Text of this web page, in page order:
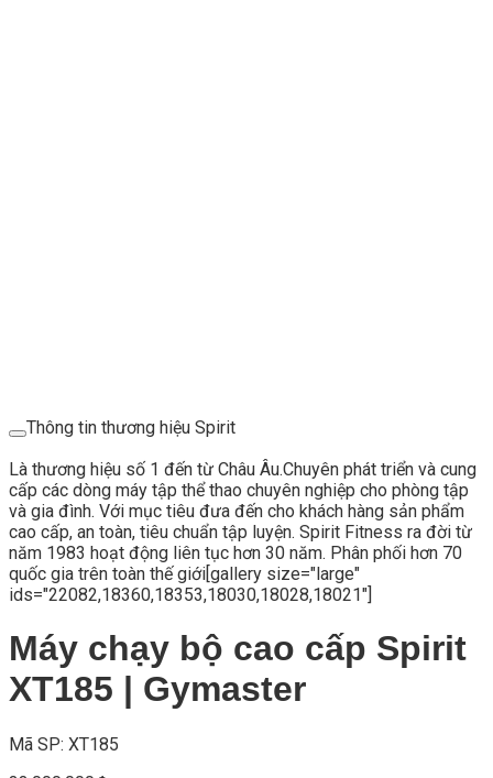
Thông tin thương hiệu Spirit
Là thương hiệu số 1 đến từ Châu Âu.Chuyên phát triển và cung
cấp các dòng máy tập thể thao chuyên nghiệp cho phòng tập
và gia đình. Với mục tiêu đưa đến cho khách hàng sản phẩm
cao cấp, an toàn, tiêu chuẩn tập luyện. Spirit Fitness ra đời từ
năm 1983 hoạt động liên tục hơn 30 năm. Phân phối hơn 70
quốc gia trên toàn thế giới[gallery size="large"
ids="22082,18360,18353,18030,18028,18021"]
Máy chạy bộ cao cấp Spirit
XT185 | Gymaster
Mã SP: XT185